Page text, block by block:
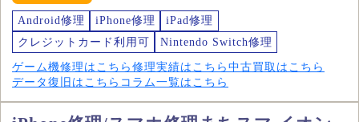
Android修理 iPhone修理
iPad修理
クレジットカード利用可
Nintendo Switch修理
ゲーム機修理はこちら 修理実績はこちら 中古買取はこちら
データ復旧はこちら コラム一覧はこちら